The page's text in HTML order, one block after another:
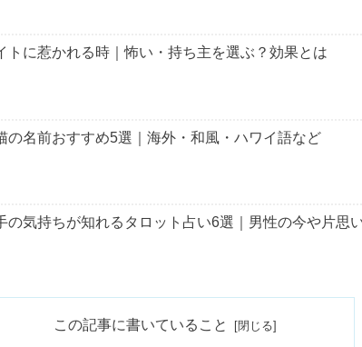
夢に出てくる意味なども解説しています。
とをよく理解し、いつか訪れるその時に備えましょう。